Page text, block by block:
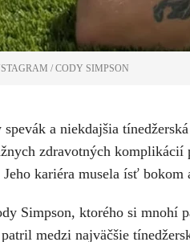
/ CODY SIMPSON
a niekdajšia
zdravotných
kariéra musela ísť bokom
Simpson, ktorého si mnohí
medzi najväčšie